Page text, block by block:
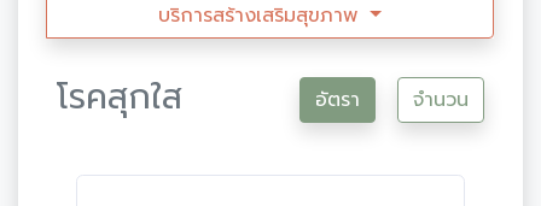
บริการสร้างเสริมสุขภาพ
โรคสุกใส อัตรา จำนวน